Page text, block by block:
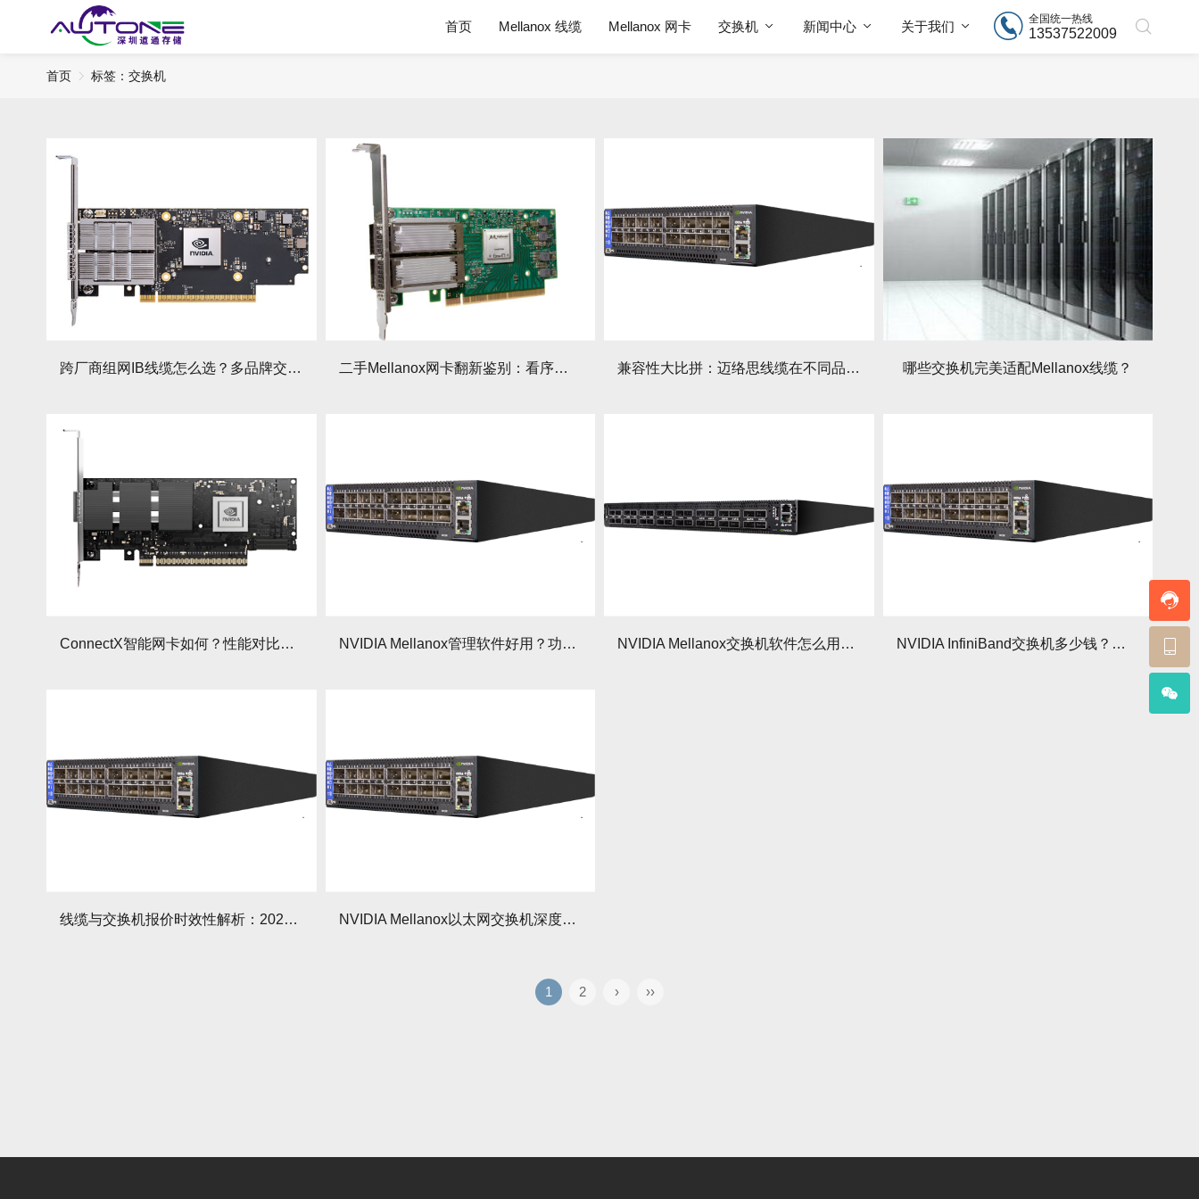
首页 Mellanox 线缆 Mellanox 网卡 交换机 新闻中心 关于我们
全国统一热线
13537522009
首页 标签：交换机
跨厂商组网IB线缆怎么选？多品牌交换机互通避坑指南 二手Mellanox网卡翻新鉴别：看序列号和外观 兼容性大比拼：迈络思线缆在不同品牌交换机上的表现如何？ 哪些交换机完美适配Mellanox线缆？
ConnectX智能网卡如何？性能对比与部署优化全攻略 NVIDIA Mellanox管理软件好用？功能对比与实战配置指南 NVIDIA Mellanox交换机软件怎么用？配置技巧与常见问题解答 NVIDIA InfiniBand交换机多少钱？适用场景与替代方案分析
线缆与交换机报价时效性解析：2025年市场动态与采购策略 NVIDIA Mellanox以太网交换机深度解析与选型指南
1 2 › ››